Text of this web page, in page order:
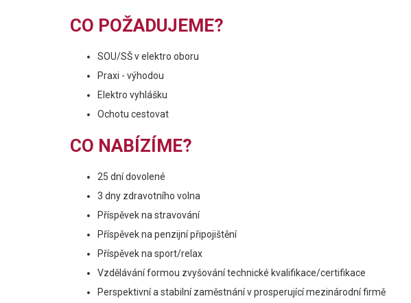
CO POŽADUJEME?
SOU/SŠ v elektro oboru
Praxi - výhodou
Elektro vyhlášku
Ochotu cestovat
CO NABÍZÍME?
25 dní dovolené
3 dny zdravotního volna
Příspěvek na stravování
Příspěvek na penzijní připojištění
Příspěvek na sport/relax
Vzdělávání formou zvyšování technické kvalifikace/certifikace
Perspektivní a stabilní zaměstnání v prosperující mezinárodní firmě